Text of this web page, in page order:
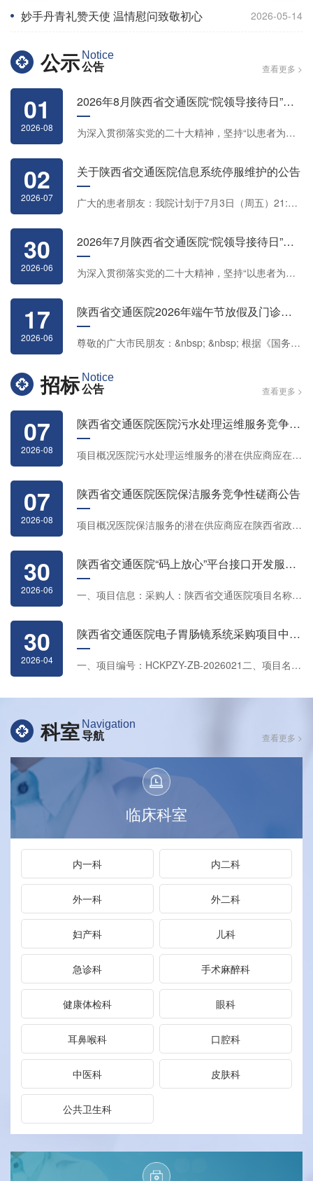
妙手丹青礼赞天使 温情慰问致敬初心 2026-05-14
公示 Notice
公告 查看更多 >
01
2026-08
2026年8月陕西省交通医院“院领导接待日”安排
为深入贯彻落实党的二十大精神，坚持“以患者为中心”服务理念，不断提...
02
2026-07
关于陕西省交通医院信息系统停服维护的公告
广大的患者朋友：我院计划于7月3日（周五）21:00－7月4日2:00进行机...
30
2026-06
2026年7月陕西省交通医院“院领导接待日”安排
为深入贯彻落实党的二十大精神，坚持“以患者为中心”服务理念，不断提...
17
2026-06
陕西省交通医院2026年端午节放假及门诊工作安排
尊敬的广大市民朋友：&nbsp; &nbsp; 根据《国务院办公厅关于2026年部...
招标 Notice
公告 查看更多 >
07
2026-08
陕西省交通医院医院污水处理运维服务竞争性磋商公告
项目概况医院污水处理运维服务的潜在供应商应在陕西省政府采购综合管...
07
2026-08
陕西省交通医院医院保洁服务竞争性磋商公告
项目概况医院保洁服务的潜在供应商应在陕西省政府采购综合管理平台项...
30
2026-06
陕西省交通医院“码上放心”平台接口开发服务采购项目单一来源公示
一、项目信息：采购人：陕西省交通医院项目名称：“码上放心”平台接口...
30
2026-04
陕西省交通医院电子胃肠镜系统采购项目中标（成交）结果公告
一、项目编号：HCKPZY-ZB-2026021二、项目名称：电子胃肠镜系统采购...
科室 Navigation
导航 查看更多 >
临床科室
内一科 内二科
外一科 外二科
妇产科 儿科
急诊科 手术麻醉科
健康体检科 眼科
耳鼻喉科 口腔科
中医科 皮肤科
公共卫生科